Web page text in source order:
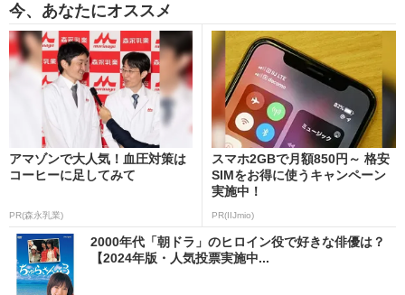
今、あなたにオススメ
アマゾンで大人気！血圧対策は
コーヒーに足してみて
PR(森永乳業)
スマホ2GBで月額850円～ 格安
SIMをお得に使うキャンペーン
実施中！
PR(IIJmio)
2000年代「朝ドラ」のヒロイン役で好きな俳優は？
【2024年版・人気投票実施中...